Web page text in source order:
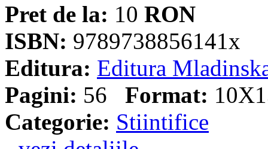
Pret de la: 10 RON
ISBN: 9789738856141x
Editura: Editura
Pagini: 56 Format:
Categorie: Stiintifice